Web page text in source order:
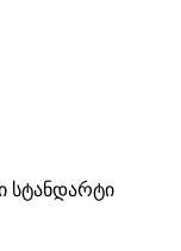
სტანდარტი